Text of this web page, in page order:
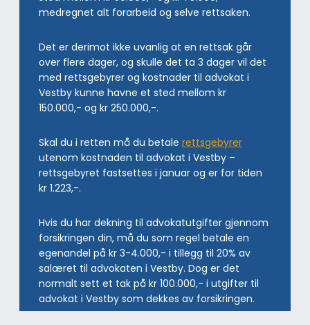
medregnet alt forarbeid og selve rettsaken.
Det er derimot ikke uvanlig at en rettsak går
over flere dager, og skulle det ta 3 dager vil det
med rettsgebyrer og kostnader til advokat i
Vestby kunne havne et sted mellom kr
150.000,- og kr 250.000,-.
Skal du i retten må du betale rettsgebyrer
utenom kostnaden til advokat i Vestby –
rettsgebyret fastsettes i januar og er for tiden
kr 1.223,-.
Hvis du har dekning til advokatutgifter gjennom
forsikringen din, må du som regel betale en
egenandel på kr 3-4.000,- i tillegg til 20% av
salæret til advokaten i Vestby. Dog er det
normalt sett et tak på kr 100.000,- i utgifter til
advokat i Vestby som dekkes av forsikringen.